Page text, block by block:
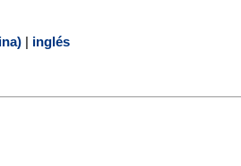
| inglés